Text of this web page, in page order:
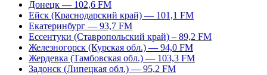
Донецк — 102,6 FM
Ейск (Краснодарский край) — 101,1 FM
Екатеринбург — 93,7 FM
Ессентуки (Ставропольский край) – 89,2 FM
Железногорск (Курская обл.) — 94,0 FM
Жердевка (Тамбовская обл.) — 103,3 FM
Задонск (Липецкая обл.) — 95,2 FM